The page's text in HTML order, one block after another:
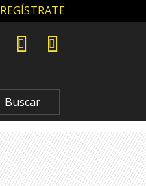
REGÍSTRATE